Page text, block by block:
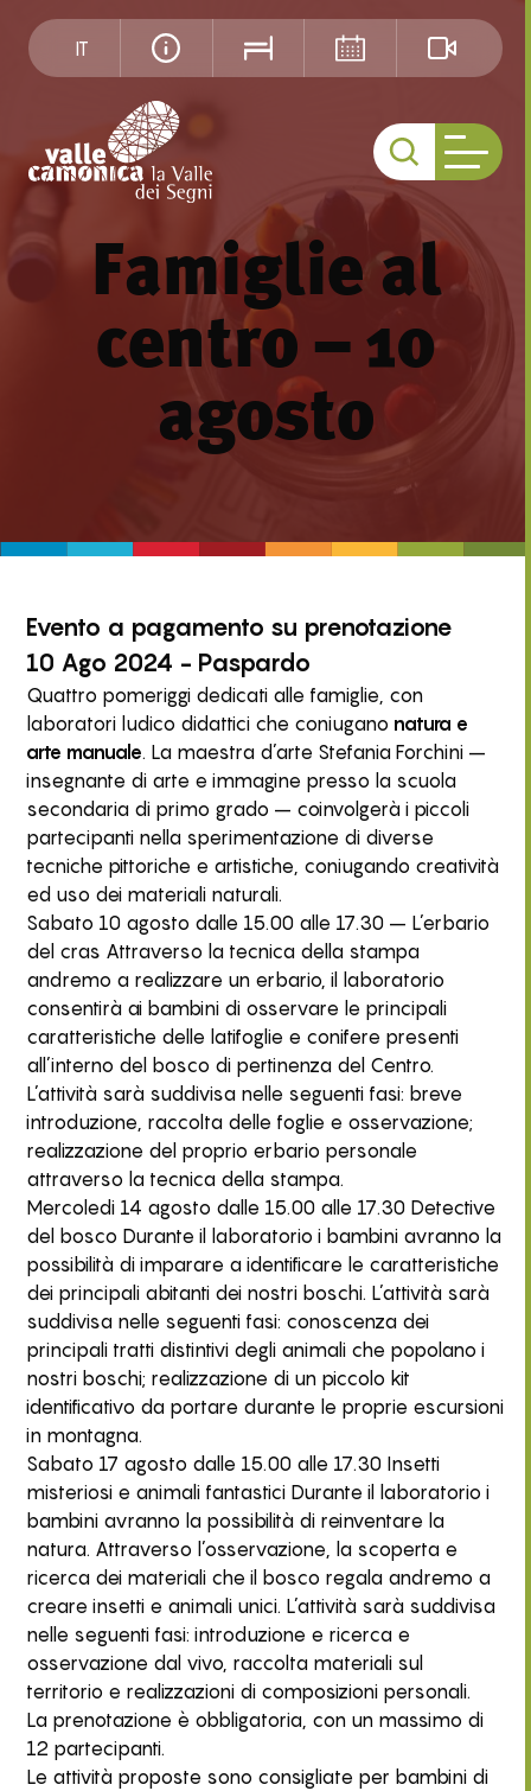
IT
Famiglie al
centro – 10
agosto
Evento a pagamento su prenotazione
10 Ago 2024 - Paspardo
Quattro pomeriggi dedicati alle famiglie, con
laboratori ludico didattici che coniugano natura e
arte manuale. La maestra d’arte Stefania Forchini –
insegnante di arte e immagine presso la scuola
secondaria di primo grado – coinvolgerà i piccoli
partecipanti nella sperimentazione di diverse
tecniche pittoriche e artistiche, coniugando creatività
ed uso dei materiali naturali.
Sabato 10 agosto dalle 15.00 alle 17.30 – L’erbario
del cras Attraverso la tecnica della stampa
andremo a realizzare un erbario, il laboratorio
consentirà ai bambini di osservare le principali
caratteristiche delle latifoglie e conifere presenti
all’interno del bosco di pertinenza del Centro.
L’attività sarà suddivisa nelle seguenti fasi: breve
introduzione, raccolta delle foglie e osservazione;
realizzazione del proprio erbario personale
attraverso la tecnica della stampa.
Mercoledi 14 agosto dalle 15.00 alle 17.30 Detective
del bosco Durante il laboratorio i bambini avranno la
possibilità di imparare a identificare le caratteristiche
dei principali abitanti dei nostri boschi. L’attività sarà
suddivisa nelle seguenti fasi: conoscenza dei
principali tratti distintivi degli animali che popolano i
nostri boschi; realizzazione di un piccolo kit
identificativo da portare durante le proprie escursioni
in montagna.
Sabato 17 agosto dalle 15.00 alle 17.30 Insetti
misteriosi e animali fantastici Durante il laboratorio i
bambini avranno la possibilità di reinventare la
natura. Attraverso l’osservazione, la scoperta e
ricerca dei materiali che il bosco regala andremo a
creare insetti e animali unici. L’attività sarà suddivisa
nelle seguenti fasi: introduzione e ricerca e
osservazione dal vivo, raccolta materiali sul
territorio e realizzazioni di composizioni personali.
La prenotazione è obbligatoria, con un massimo di
12 partecipanti.
Le attività proposte sono consigliate per bambini di